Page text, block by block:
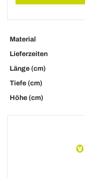
Material
Lieferzeiten
Länge (cm)
Tiefe (cm)
Höhe (cm)